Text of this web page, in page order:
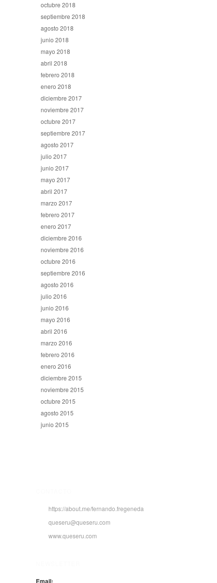
octubre 2018
septiembre 2018
agosto 2018
junio 2018
mayo 2018
abril 2018
febrero 2018
enero 2018
diciembre 2017
noviembre 2017
octubre 2017
septiembre 2017
agosto 2017
julio 2017
junio 2017
mayo 2017
abril 2017
marzo 2017
febrero 2017
enero 2017
diciembre 2016
noviembre 2016
octubre 2016
septiembre 2016
agosto 2016
julio 2016
junio 2016
mayo 2016
abril 2016
marzo 2016
febrero 2016
enero 2016
diciembre 2015
noviembre 2015
octubre 2015
agosto 2015
junio 2015
https://about.me/fernando.fregeneda
queseru@queseru.com
www.queseru.com
Email: